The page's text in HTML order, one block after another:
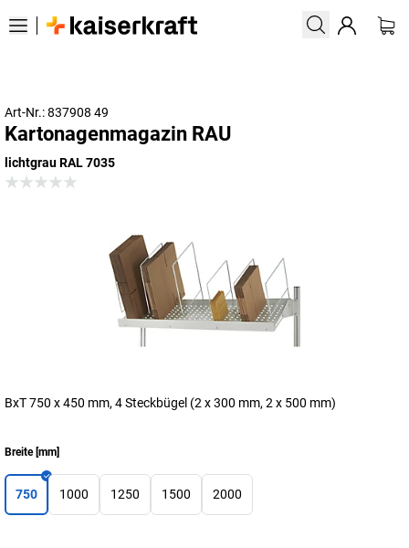
Art-Nr.: 837908 49
Kartonagenmagazin RAU
lichtgrau RAL 7035
BxT 750 x 450 mm, 4 Steckbügel (2 x 300 mm, 2 x 500 mm)
Breite[mm]
750 1000 1250 1500 2000